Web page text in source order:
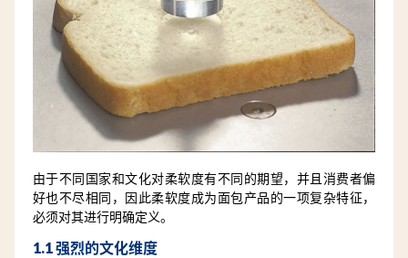
由于不同国家和文化对柔软度有不同的期望，并且消费者偏
好也不尽相同，因此柔软度成为面包产品的一项复杂特征，
必须对其进行明确定义。
1.1 强烈的文化维度